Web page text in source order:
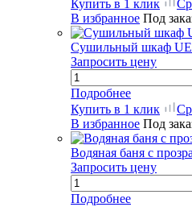
Купить в 1 клик
В избранное Под
Сушильный шкаф
Запросить цену
Подробнее
Купить в 1 клик
В избранное Под
Водяная баня с
Запросить цену
Подробнее